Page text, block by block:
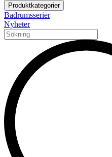
Produktkategorier
Badrumsserier
Nyheter